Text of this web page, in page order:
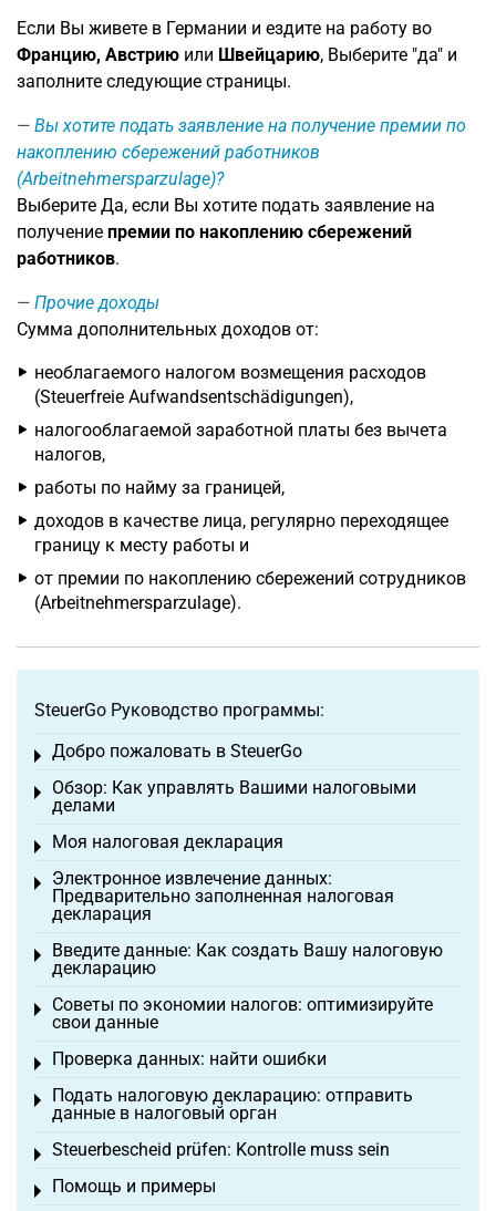
Если Вы живете в Германии и ездите на работу во
Францию, Австрию или Швейцарию, Выберите "да" и
заполните следующие страницы.
Вы хотите подать заявление на получение премии по
накоплению сбережений работников
(Arbeitnehmersparzulage)?
Выберите Да, если Вы хотите подать заявление на
получение премии по накоплению сбережений
работников.
Прочие доходы
Сумма дополнительных доходов от:
необлагаемого налогом возмещения расходов
(Steuerfreie Aufwandsentschädigungen),
налогооблагаемой заработной платы без вычета
налогов,
работы по найму за границей,
доходов в качестве лица, регулярно переходящее
границу к месту работы и
от премии по накоплению сбережений сотрудников
(Arbeitnehmersparzulage).
SteuerGo Руководство программы:
Добро пожаловать в SteuerGo
Toggle menu
Обзор: Как управлять Вашими налоговыми
делами
Toggle menu
Моя налоговая декларация
Toggle menu
Электронное извлечение данных:
Предварительно заполненная налоговая
декларация
Toggle menu
Введите данные: Как создать Вашу налоговую
декларацию
Toggle menu
Советы по экономии налогов: оптимизируйте
свои данные
Toggle menu
Проверка данных: найти ошибки
Toggle menu
Подать налоговую декларацию: отправить
данные в налоговый орган
Toggle menu
Steuerbescheid prüfen: Kontrolle muss sein
Toggle menu
Помощь и примеры
Toggle menu